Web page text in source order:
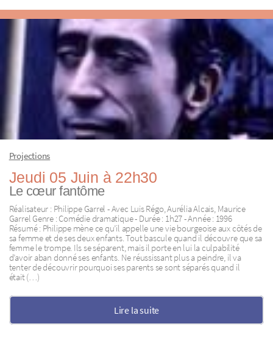
Projections
Jeudi 05 Juin à 22h30
Le cœur fantôme
Réalisateur : Philippe Garrel - Avec Luis Régo, Aurélia Alcais, Maurice
Garrel Genre : Comédie dramatique - Durée : 1h27 - Année : 1996
Résumé : Philippe mène ce qu’il appelle une vie bourgeoise aux côtés de
sa femme et de ses deux enfants. Tout bascule quand il découvre que sa
femme le trompe. Ils se séparent, mais il porte en lui la culpabilité
d’avoir aban donné ses enfants. Ne réussissant plus a peindre, il va
tenter de découvrir pourquoi ses parents se sont séparés quand il
était (…)
Lire la suite